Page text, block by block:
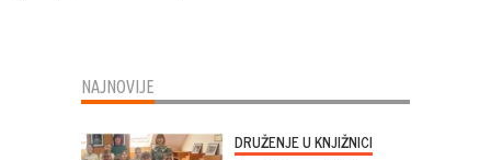
NAJNOVIJE
DRUŽENJE U KNJIŽNICI